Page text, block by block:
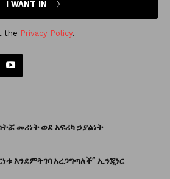
I WANT IN
the Privacy Policy.
መሪነት ወደ አፍሪካ ኃያልነት
እንደምትገባ አረጋግጣለች” ኢንጂነር